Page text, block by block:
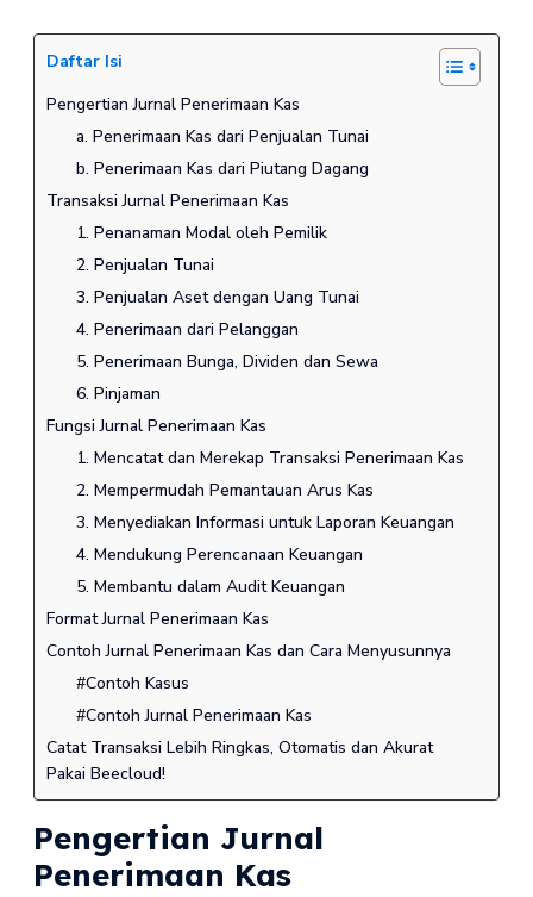
Daftar Isi
Pengertian Jurnal Penerimaan Kas
a. Penerimaan Kas dari Penjualan Tunai
b. Penerimaan Kas dari Piutang Dagang
Transaksi Jurnal Penerimaan Kas
1. Penanaman Modal oleh Pemilik
2. Penjualan Tunai
3. Penjualan Aset dengan Uang Tunai
4. Penerimaan dari Pelanggan
5. Penerimaan Bunga, Dividen dan Sewa
6. Pinjaman
Fungsi Jurnal Penerimaan Kas
1. Mencatat dan Merekap Transaksi Penerimaan Kas
2. Mempermudah Pemantauan Arus Kas
3. Menyediakan Informasi untuk Laporan Keuangan
4. Mendukung Perencanaan Keuangan
5. Membantu dalam Audit Keuangan
Format Jurnal Penerimaan Kas
Contoh Jurnal Penerimaan Kas dan Cara Menyusunnya
#Contoh Kasus
#Contoh Jurnal Penerimaan Kas
Catat Transaksi Lebih Ringkas, Otomatis dan Akurat
Pakai Beecloud!
Pengertian Jurnal
Penerimaan Kas